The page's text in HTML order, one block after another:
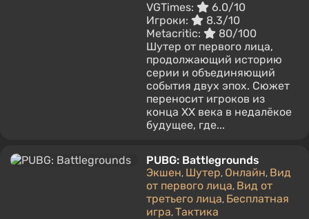
VGTimes:
6.0/10
Игроки:
8.3/10
Metacritic:
80/100
Шутер от первого лица,
продолжающий историю
серии и объединяющий
события двух эпох. Сюжет
переносит игроков из
конца XX века в недалёкое
будущее, где...
PUBG: Battlegrounds
Экшен, Шутер, Онлайн, Вид
от первого лица, Вид от
третьего лица, Бесплатная
игра, Тактика